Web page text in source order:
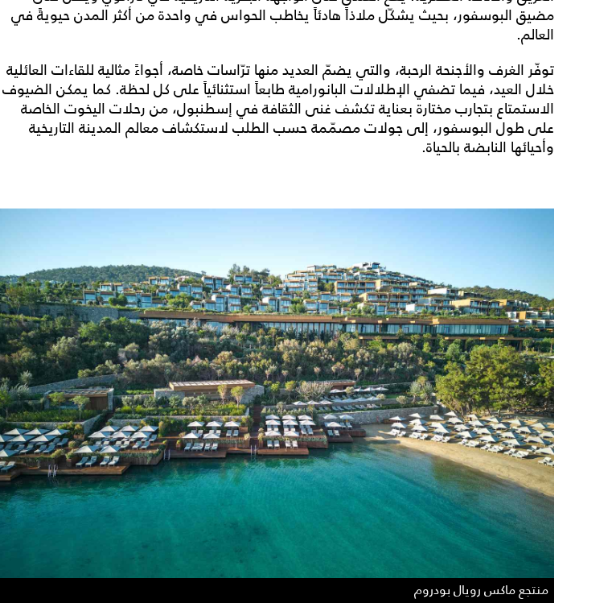
مضيق البوسفور، بحيث يشكّل ملاذاً هادئاً يخاطب الحواس في واحدة من أكثر المدن حيويةً في
العالم.
توفّر الغرف والأجنحة الرحبة، والتي يضمّ العديد منها ترّاسات خاصة، أجواءً مثالية للقاءات العائلية
خلال العيد، فيما تضفي الإطلالات البانورامية طابعاً استثنائياً على كل لحظة. كما يمكن الضيوف
الاستمتاع بتجارب مختارة بعناية تكشف غنى الثقافة في إسطنبول، من رحلات اليخوت الخاصة
على طول البوسفور، إلى جولات مصمّمة حسب الطلب لاستكشاف معالم المدينة التاريخية
وأحيائها النابضة بالحياة.
منتجع ماكس رويال بودروم